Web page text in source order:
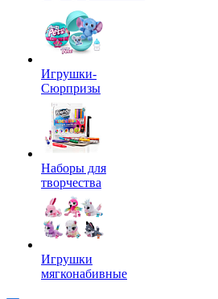
Игрушки-
Сюрпризы
Наборы для
творчества
Игрушки
мягконабивные